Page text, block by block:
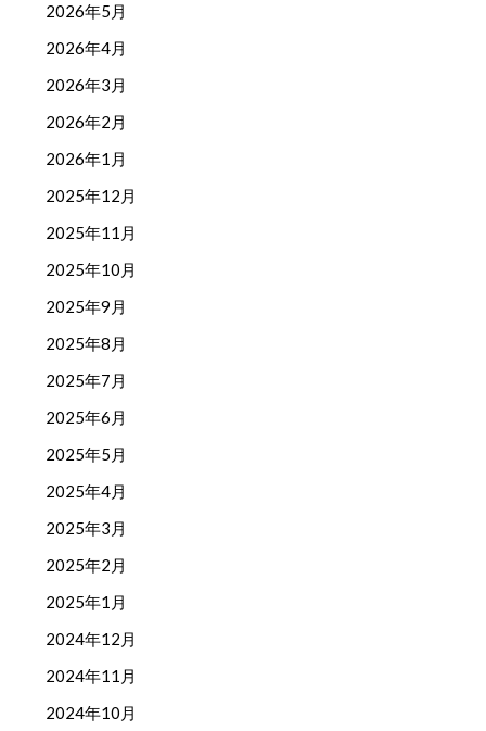
2026年5月
2026年4月
2026年3月
2026年2月
2026年1月
2025年12月
2025年11月
2025年10月
2025年9月
2025年8月
2025年7月
2025年6月
2025年5月
2025年4月
2025年3月
2025年2月
2025年1月
2024年12月
2024年11月
2024年10月